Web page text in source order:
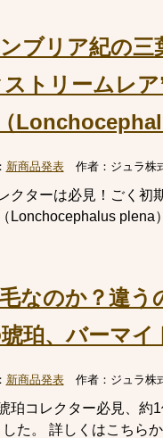
ブリア紀の三
トリームレ
新商品発表作者： ジュラ株
クターは必見！ごく初
Lonchocephalus plena
なのか？違う
珀、バーマイ
新商品発表作者： ジュラ株
珀コレクター必見、約
た。 詳しくはこちら